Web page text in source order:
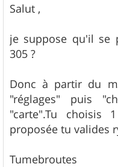
s
s
g
e
Salut ,
je suppose qu'il se
305 ?
Donc à partir du
"réglages" puis
"carte".Tu
proposée tu valides
Tumebroutes